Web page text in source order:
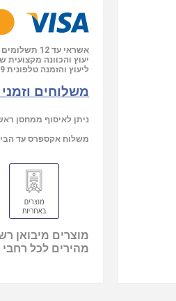
אשראי עד 12 תשלומים ללא ריבית.
יעוץ והכוונה
ליעוץ והזמנה טלפונית
משלוחים
ניתן לאיסוף ממחסן ראשי ,הירקון 76 תל
משלוח אקספרס עד
מוצרים מיבואן
מהירים לכל